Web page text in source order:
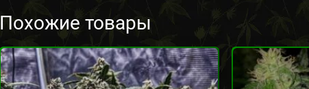
Похожие товары